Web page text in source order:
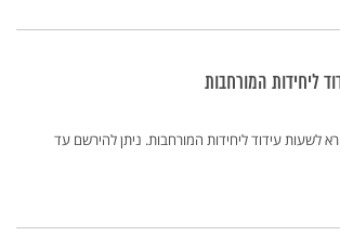
ליחידות המורחבות
לשעות עידוד ליחידות המורחבות. ניתן להירשם עד